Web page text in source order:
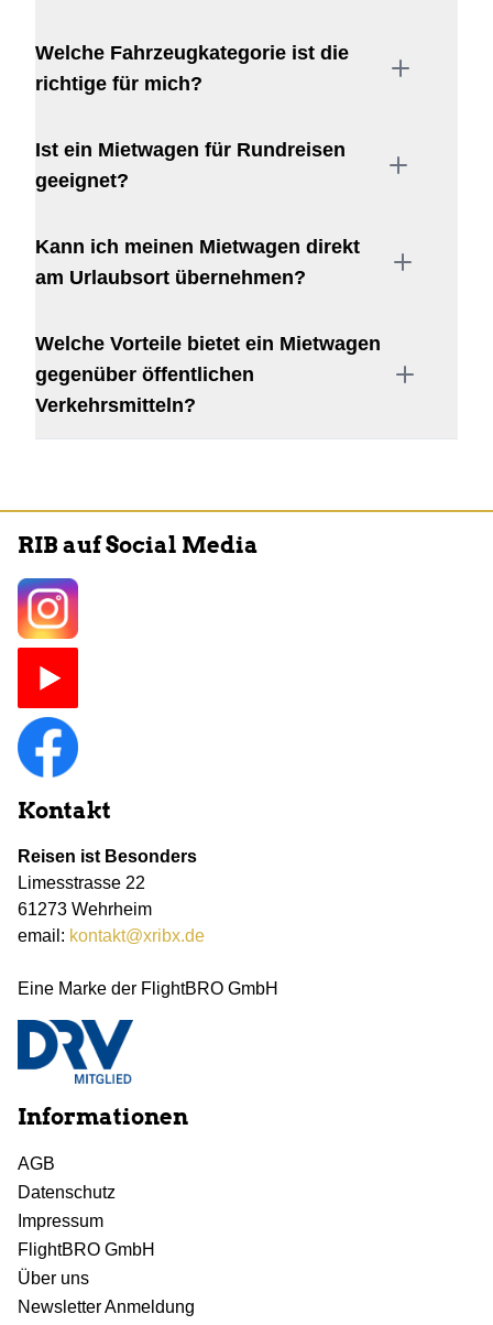
Welche Fahrzeugkategorie ist die
richtige für mich?
Ist ein Mietwagen für Rundreisen
geeignet?
Kann ich meinen Mietwagen direkt
am Urlaubsort übernehmen?
Welche Vorteile bietet ein Mietwagen
gegenüber öffentlichen
Verkehrsmitteln?
RIB auf Social Media
Kontakt
Reisen ist Besonders
Limesstrasse 22
61273 Wehrheim
email: kontakt@xribx.de
Eine Marke der FlightBRO GmbH
Informationen
AGB
Datenschutz
Impressum
FlightBRO GmbH
Über uns
Newsletter Anmeldung